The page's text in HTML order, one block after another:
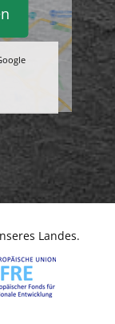
Landes.